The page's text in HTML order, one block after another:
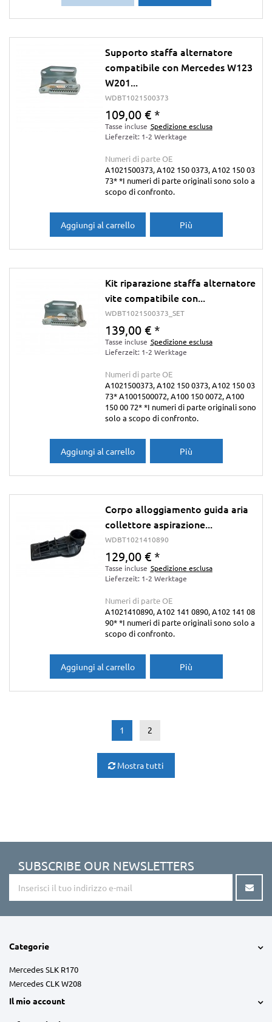
Supporto staffa alternatore
compatibile con Mercedes W123
W201...
WDBT1021500373
109,00 € *
Tasse incluse Spedizione esclusa
Lieferzeit: 1-2 Werktage
Numeri di parte OE
A1021500373, A102 150 0373, A102 150 03
73* *I numeri di parte originali sono solo a
scopo di confronto.
Aggiungi al carrello Più
Kit riparazione staffa alternatore
vite compatibile con...
WDBT1021500373_SET
139,00 € *
Tasse incluse Spedizione esclusa
Lieferzeit: 1-2 Werktage
Numeri di parte OE
A1021500373, A102 150 0373, A102 150 03
73* A1001500072, A100 150 0072, A100
150 00 72* *I numeri di parte originali sono
solo a scopo di confronto.
Aggiungi al carrello Più
Corpo alloggiamento guida aria
collettore aspirazione...
WDBT1021410890
129,00 € *
Tasse incluse Spedizione esclusa
Lieferzeit: 1-2 Werktage
Numeri di parte OE
A1021410890, A102 141 0890, A102 141 08
90* *I numeri di parte originali sono solo a
scopo di confronto.
Aggiungi al carrello Più
1 2
Mostra tutti
SUBSCRIBE OUR NEWSLETTERS
Categorie
Mercedes SLK R170
Mercedes CLK W208
Il mio account